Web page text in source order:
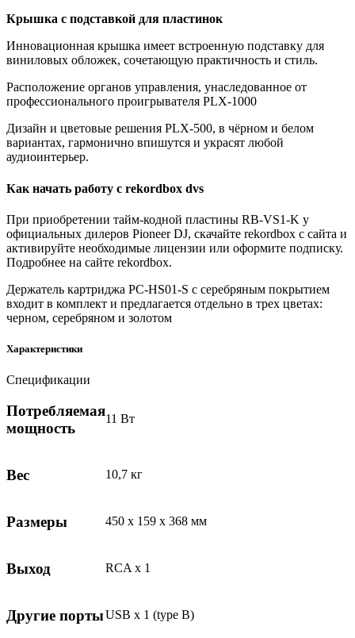
Крышка с подставкой для пластинок
Инновационная крышка имеет встроенную подставку для
виниловых обложек, сочетающую практичность и стиль.
Расположение органов управления, унаследованное от
профессионального проигрывателя PLX-1000
Дизайн и цветовые решения PLX-500, в чёрном и белом
вариантах, гармонично впишутся и украсят любой
аудиоинтерьер.
Как начать работу с rekordbox dvs
При приобретении тайм-кодной пластины RB-VS1-K у
официальных дилеров Pioneer DJ, скачайте rekordbox с сайта и
активируйте необходимые лицензии или оформите подписку.
Подробнее на сайте rekordbox.
Держатель картриджа PC-HS01-S с серебряным покрытием
входит в комплект и предлагается отдельно в трех цветах:
черном, серебряном и золотом
Характеристики
Спецификации
Потребляемая
мощность
11 Вт
Вес 10,7 кг
Размеры 450 x 159 x 368 мм
Выход RCA x 1
Другие портыUSB x 1 (type B)